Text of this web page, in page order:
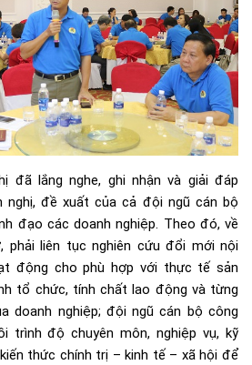
đã lắng nghe, ghi nhận và giải đáp
nghị, đề xuất của cả đội ngũ cán bộ
đạo các doanh nghiệp. Theo đó, về
phải liên tục nghiên cứu đổi mới nội
động cho phù hợp với thực tế sản
tổ chức, tính chất lao động và từng
doanh nghiệp; đội ngũ cán bộ công
trình độ chuyên môn, nghiệp vụ, kỹ
thức chính trị – kinh tế – xã hội để